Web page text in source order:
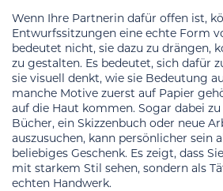
Wenn Ihre Partnerin dafür offen ist,
Entwurfssitzungen eine echte Form
bedeutet nicht, sie dazu zu drängen,
zu gestalten. Es bedeutet, sich dafür
sie visuell denkt, wie sie Bedeutung
manche Motive zuerst auf Papier
auf die Haut kommen. Sogar dabei
Bücher, ein Skizzenbuch oder neue
auszusuchen, kann persönlicher sein
beliebiges Geschenk. Es zeigt, dass
mit starkem Stil sehen, sondern als
echten Handwerk.